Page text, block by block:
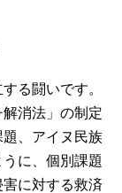
る闘いです。
解消法」の制定
、アイヌ民族
に、個別課題
に対する救済